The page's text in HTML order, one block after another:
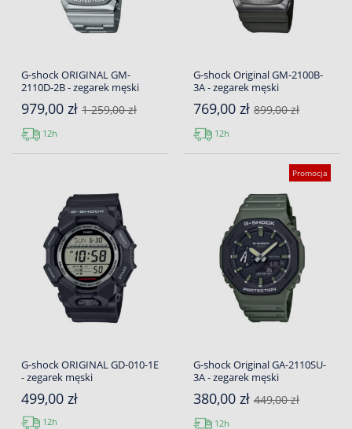
G-shock ORIGINAL GM-
2110D-2B - zegarek męski
979,00 zł 1 259,00 zł
12h
G-shock Original GM-2100B-
3A - zegarek męski
769,00 zł 899,00 zł
12h
G-shock ORIGINAL GD-010-1E
- zegarek męski
499,00 zł
12h
Promocja
G-shock Original GA-2110SU-
3A - zegarek męski
380,00 zł 449,00 zł
12h